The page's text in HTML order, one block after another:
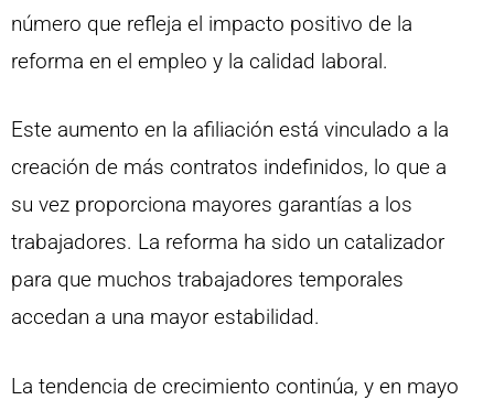
número que refleja el impacto positivo de la
reforma en el empleo y la calidad laboral.
Este aumento en la afiliación está vinculado a la
creación de más contratos indefinidos, lo que a
su vez proporciona mayores garantías a los
trabajadores. La reforma ha sido un catalizador
para que muchos trabajadores temporales
accedan a una mayor estabilidad.
La tendencia de crecimiento continúa, y en mayo